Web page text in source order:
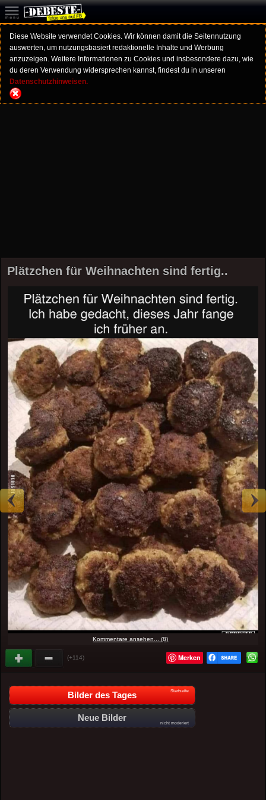
Diese Website verwendet Cookies. Wir können damit die Seitennutzung
auswerten, um nutzungsbasiert redaktionelle Inhalte und Werbung
anzuzeigen. Weitere Informationen zu Cookies und insbesondere dazu, wie
du deren Verwendung widersprechen kannst, findest du in unseren
Datenschutzhinweisen.
Plätzchen für Weihnachten sind fertig..
Kommentare ansehen... (8)
(+114) Merken
Bilder des Tages Startseite
Neue Bilder
nicht moderiert